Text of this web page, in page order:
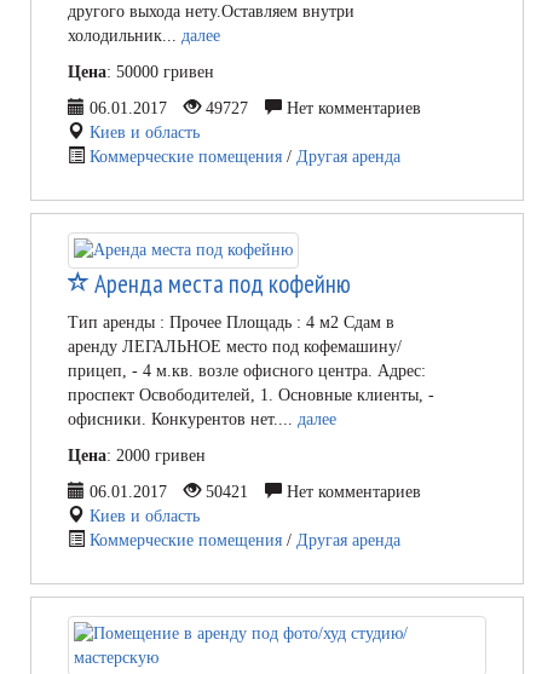
другого выхода нету.Оставляем внутри
холодильник... далее
Цена: 50000 гривен
06.01.2017
49727
Нет комментариев
Киев и область
Коммерческие помещения / Другая аренда
Аренда места под кофейню
Тип аренды : Прочее Площадь : 4 м2 Сдам в
аренду ЛЕГАЛЬНОЕ место под кофемашину/
прицеп, - 4 м.кв. возле офисного центра. Адрес:
проспект Освободителей, 1. Основные клиенты, -
офисники. Конкурентов нет.... далее
Цена: 2000 гривен
06.01.2017
50421
Нет комментариев
Киев и область
Коммерческие помещения / Другая аренда